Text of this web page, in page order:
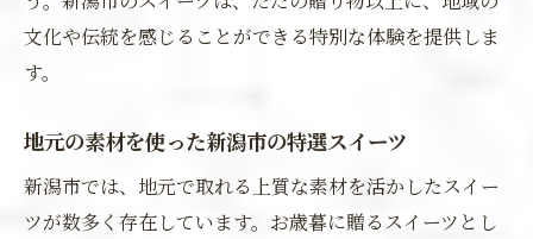
文化や伝統を感じることができる特別な体験を提供しま
す。
地元の素材を使った新潟市の特選スイーツ
新潟市では、地元で取れる上質な素材を活かしたスイー
ツが数多く存在しています。お歳暮に贈るスイーツとし